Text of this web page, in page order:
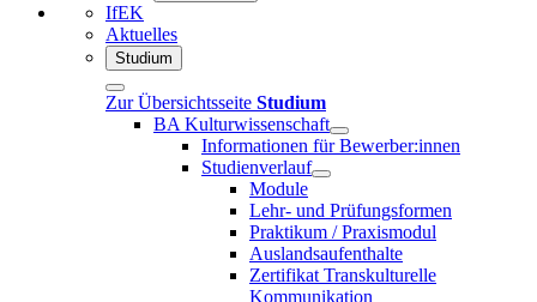
IfEK
Aktuelles
Studium
Zur Übersichtsseite Studium
BA Kulturwissenschaft
Informationen für Bewerber:innen
Studienverlauf
Module
Lehr- und Prüfungsformen
Praktikum / Praxismodul
Auslandsaufenthalte
Zertifikat Transkulturelle
Kommunikation